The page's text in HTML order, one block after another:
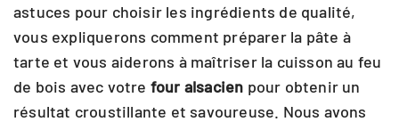
astuces pour choisir les ingrédients de qualité,
vous expliquerons comment préparer la pâte à
tarte et vous aiderons à maîtriser la cuisson au feu
de bois avec votre four alsacien pour obtenir un
résultat croustillante et savoureuse. Nous avons